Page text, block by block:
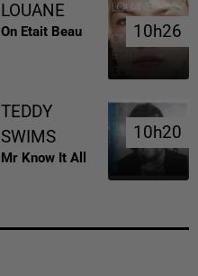
LOUANE
On Etait Beau 10h26
10h26
TEDDY
SWIMS
Mr Know It All
10h20
10h20